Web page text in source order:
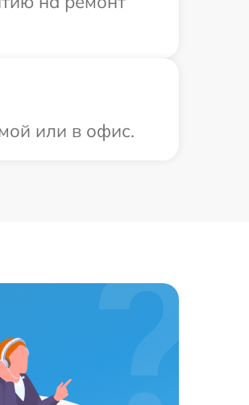
или в офис.